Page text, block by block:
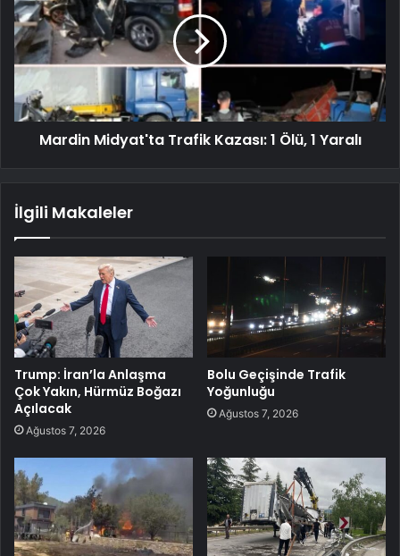
Mardin Midyat'ta Trafik Kazası: 1 Ölü, 1 Yaralı
İlgili Makaleler
Trump: İran’la Anlaşma
Çok Yakın, Hürmüz Boğazı
Açılacak
Ağustos 7, 2026
Bolu Geçişinde Trafik
Yoğunluğu
Ağustos 7, 2026